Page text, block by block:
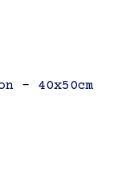
– 40x50cm